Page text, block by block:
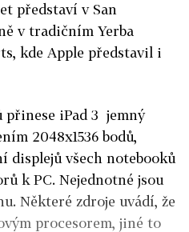
představí v San
v tradičním Yerba
kde Apple představil i
přinese iPad 3 jemný
2048x1536 bodů,
displejů všech notebooků
k PC. Nejednotné jsou
Některé zdroje uvádí, že
procesorem, jiné to